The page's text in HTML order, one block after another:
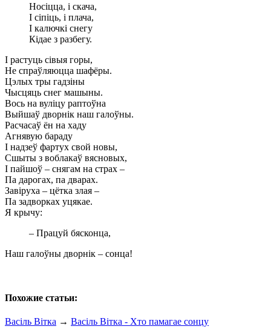
Носіцца, і скача,
І сіпіць, і плача,
І калючкі снегу
Кідае з разбегу.
І растуць сівыя горы,
Не спраўляюцца шафёры.
Цэлых тры гадзіны
Чысцяць снег машыны.
Вось на вуліцу раптоўна
Выйшаў дворнік наш галоўны.
Расчасаў ён на хаду
Агнявую бараду
І надзеў фартух свой новы,
Сшыты з воблакаў вясновых,
І пайшоў – снягам на страх –
Па дарогах, па дварах.
Завіруха – цётка злая –
Па задворках уцякае.
Я крычу:
– Працуй бясконца,
Наш галоўны дворнік – сонца!
Похожие статьи:
Васіль Вітка → Васіль Вітка - Хто памагае сонцу